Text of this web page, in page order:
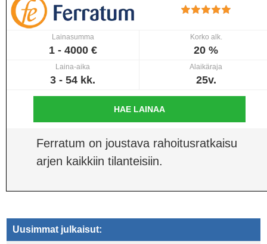
Lainasumma
1 - 4000 €
Korko alk.
20 %
Laina-aika
3 - 54 kk.
Alaikäraja
25v.
HAE LAINAA
Ferratum on joustava rahoitusratkaisu
arjen kaikkiin tilanteisiin.
Uusimmat julkaisut: